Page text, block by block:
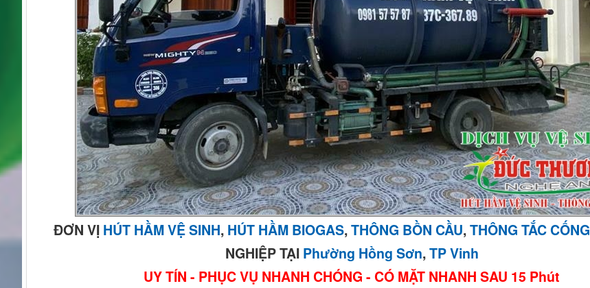
ĐƠN VỊ HÚT HẦM VỆ SINH, HÚT HẦM BIOGAS,THÔNG BỒN CẦU,THÔNG TẮC CỐNG
NGHIỆP TẠI Phường Hồng Sơn,TP Vinh
UY TÍN - PHỤC VỤ NHANH CHÓNG - CÓ MẶT NHANH SAU 15 Phút